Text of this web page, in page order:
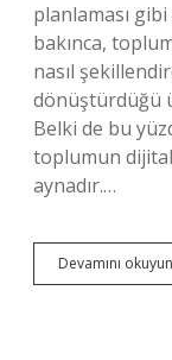
planlaması
bakınca,
nasıl
dönüştürdüğü
Belki de bu
toplumun
aynadır.…
Devamını okuyun